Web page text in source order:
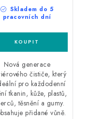
Skladem do 5
pracovních dní
Nová generace
čističe, který
pro každodenní
tkanin, kůže, plastů,
těsnění a gumy.
přidané vůně.